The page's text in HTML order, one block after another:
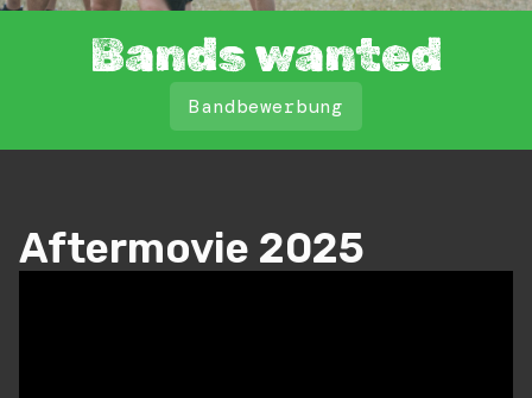
Bands wanted
Bandbewerbung
Aftermovie 2025